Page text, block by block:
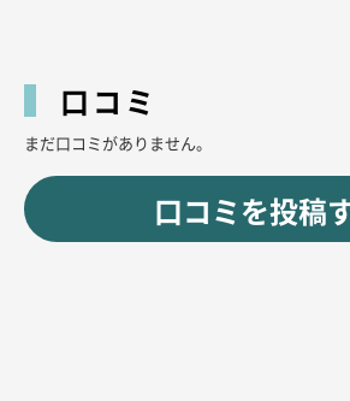
口コミ
まだ口コミがありません。
口コミを投稿